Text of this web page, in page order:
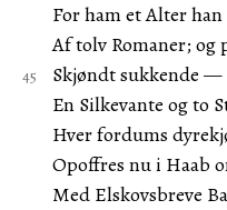
For ham et Alter
Af tolv Romaner;
Skjøndt sukkende
En Silkevante og to
Hver fordums
Opoffres nu i Haab
Med Elskovsbreve